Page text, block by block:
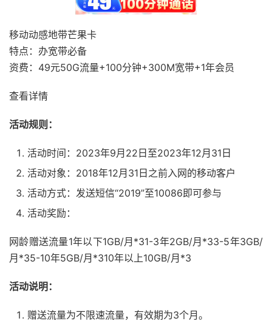
移动动感地带芒果卡
特点：办宽带必备
资费：49元50G流量+100分钟+300M宽带+1年会员
查看详情
活动规则：
活动时间：2023年9月22日至2023年12月31日
活动对象：2018年12月31日之前入网的移动客户
活动方式：发送短信“2019”至10086即可参与
活动奖励：
网龄赠送流量1年以下1GB/月*31-3年2GB/月*33-5年3GB/
月*35-10年5GB/月*310年以上10GB/月*3
活动说明：
赠送流量为不限速流量，有效期为3个月。